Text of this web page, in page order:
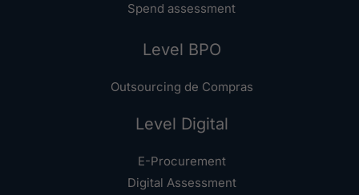
Spend assessment
Level BPO
Outsourcing de Compras
Level Digital
E-Procurement
Digital Assessment